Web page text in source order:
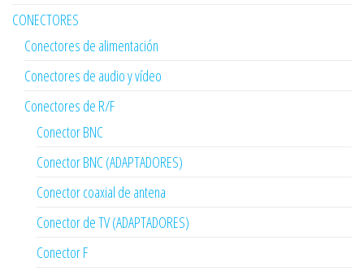
CONECTORES
Conectores de alimentación
Conectores de audio y vídeo
Conectores de R/F
Conector BNC
Conector BNC (ADAPTADORES)
Conector coaxial de antena
Conector de TV (ADAPTADORES)
Conector F